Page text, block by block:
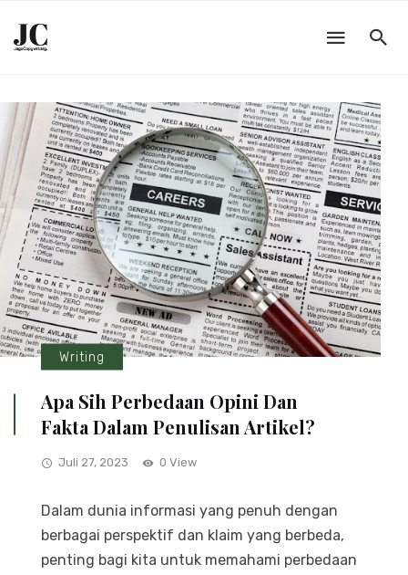
Writing
Apa Sih Perbedaan Opini Dan
Fakta Dalam Penulisan Artikel?
Juli 27, 2023 0 View
Dalam dunia informasi yang penuh dengan
berbagai perspektif dan klaim yang berbeda,
penting bagi kita untuk memahami perbedaan